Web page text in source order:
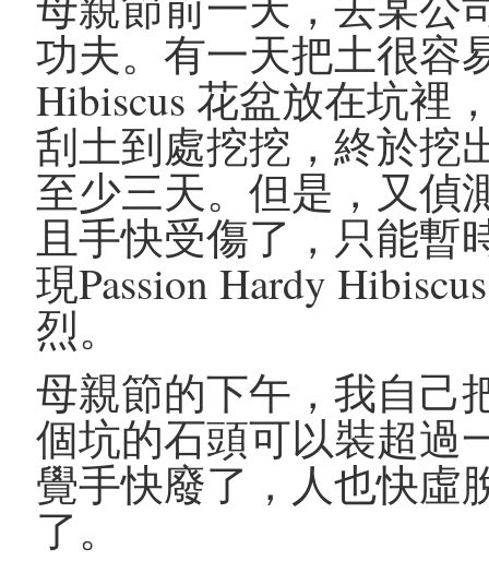
功夫。有一天把土很容
Hibiscus 花盆放在坑裡
刮土到處挖挖，終於挖
至少三天。但是，又偵
且手快受傷了，只能暫
現Passion Hardy
烈。
母親節的下午，我自己
個坑的石頭可以裝超過
覺手快廢了，人也快虛
了。